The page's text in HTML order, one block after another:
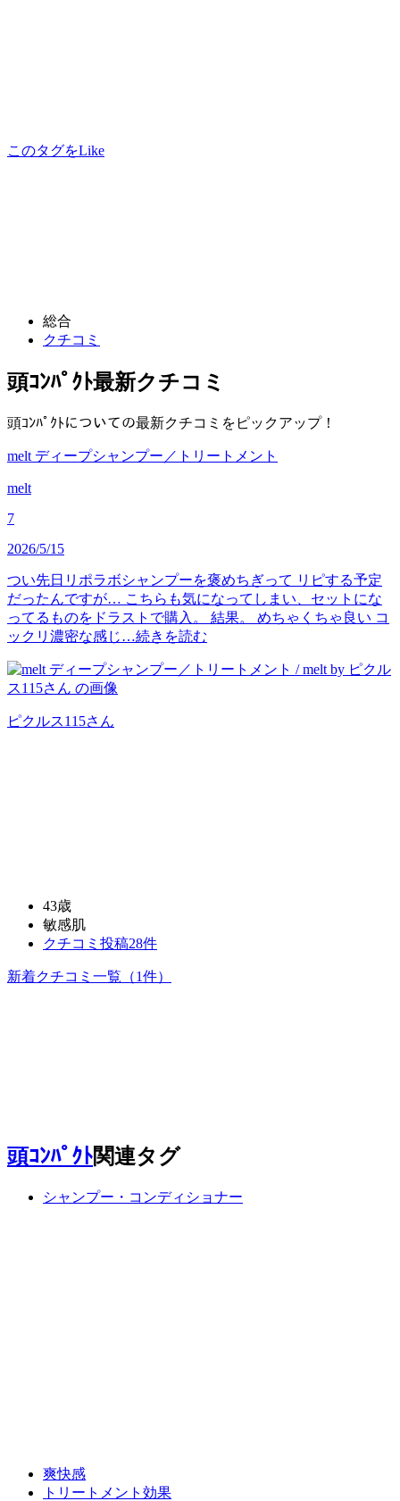
このタグをLike
総合
クチコミ
頭ｺﾝﾊﾟｸﾄ最新クチコミ
頭ｺﾝﾊﾟｸﾄについての最新クチコミをピックアップ！
melt ディープシャンプー／トリートメント
melt
7
2026/5/15
つい先日リポラボシャンプーを褒めちぎって リピする予定
だったんですが… こちらも気になってしまい、セットにな
ってるものをドラストで購入。 結果。 めちゃくちゃ良い コ
ックリ濃密な感じ…続きを読む
ピクルス115さん
43歳
敏感肌
クチコミ投稿28件
新着クチコミ一覧 （1件）
頭ｺﾝﾊﾟｸﾄ関連タグ
シャンプー・コンディショナー
爽快感
トリートメント効果